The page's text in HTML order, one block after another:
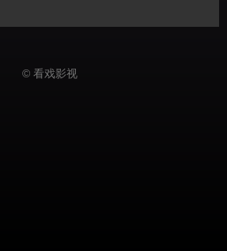
© 看戏影视